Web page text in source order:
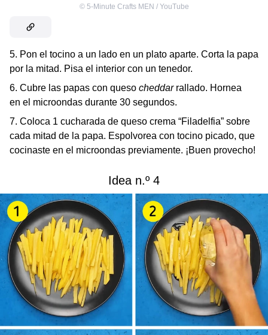
© 5-Minute Crafts MEN / YouTube
5. Pon el tocino a un lado en un plato aparte. Corta la papa
por la mitad. Pisa el interior con un tenedor.
6. Cubre las papas con queso cheddar rallado. Hornea
en el microondas durante 30 segundos.
7. Coloca 1 cucharada de queso crema “Filadelfia” sobre
cada mitad de la papa. Espolvorea con tocino picado, que
cocinaste en el microondas previamente. ¡Buen provecho!
Idea n.º 4